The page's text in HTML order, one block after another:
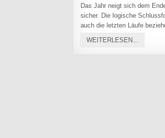
Das Jahr neigt sich dem
sicher. Die logische
auch die letzten Läufe
WEITERLESEN...